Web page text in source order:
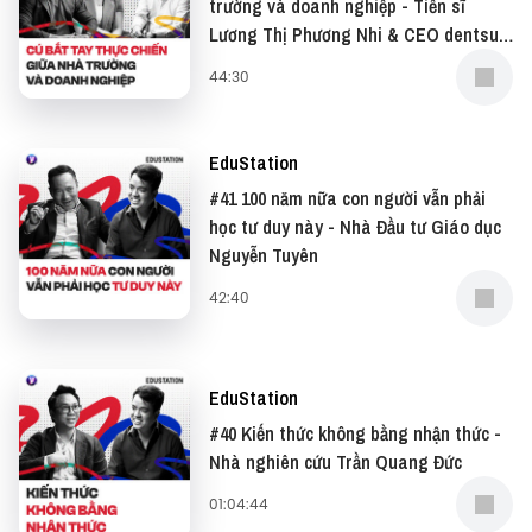
podcast EduStation với khách mời Biên kịch, Đạo
diễn Nguyễn Thị Minh Ngọc và host Hùng Võ nhé.
tại: YouTube
Và đọc những bài viết thú vị tại website: Vietcetera
—
EduStation tại:
● Patreon:https://www.patreon.com/vietcetera
● Buy me a coffee:
trường và doanh nghiệp - Tiến sĩ
Lương Thị Phương Nhi & CEO dentsu
44:30
EduStation
#41 100 năm nữa con người vẫn phải
học tư duy này - Nhà Đầu tư Giáo dục
Nguyễn Tuyên
42:40
EduStation
#40 Kiến thức không bằng nhận thức -
Nhà nghiên cứu Trần Quang Đức
01:04:44